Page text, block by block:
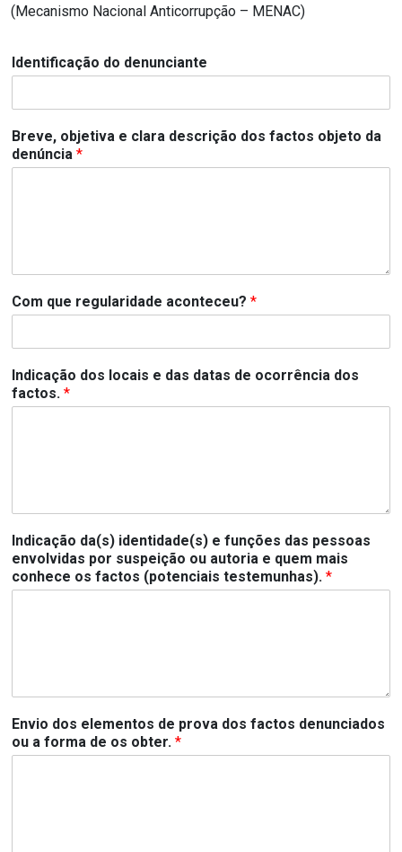
(Mecanismo Nacional Anticorrupção – MENAC)
Identificação do denunciante
Breve, objetiva e clara descrição dos factos objeto da
denúncia *
Com que regularidade aconteceu? *
Indicação dos locais e das datas de ocorrência dos
factos. *
Indicação da(s) identidade(s) e funções das pessoas
envolvidas por suspeição ou autoria e quem mais
conhece os factos (potenciais testemunhas). *
Envio dos elementos de prova dos factos denunciados
ou a forma de os obter. *